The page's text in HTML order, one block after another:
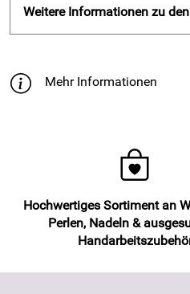
Weitere Informationen zu
Mehr Informationen
Hochwertiges Sortiment an
Perlen, Nadeln &